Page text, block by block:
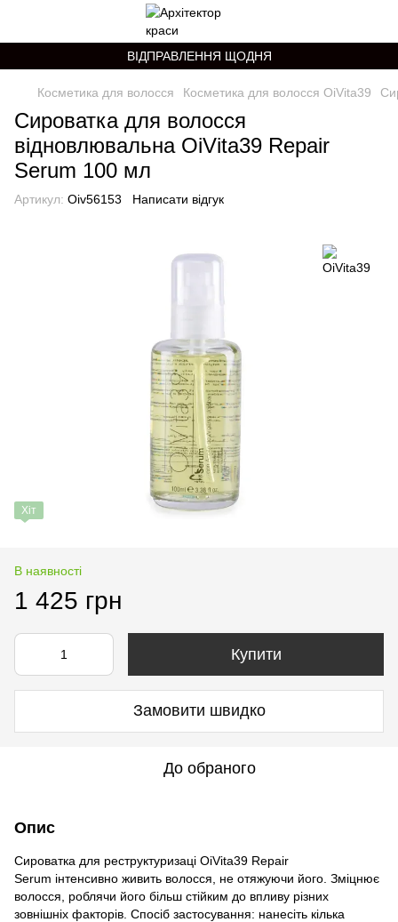
ВІДПРАВЛЕННЯ ЩОДНЯ
Косметика для волосся Косметика для волосся OiVita39
Сироватка для волосся
відновлювальна OiVita39 Repair
Serum 100 мл
Артикул: Oiv56153 Написати відгук
Хіт
В наявності
1 425 грн
Купити
Замовити швидко
До обраного
Опис
Сироватка для реструктуризаці OiVita39 Repair
Serum інтенсивно живить волосся, не отяжуючи його. Зміцнює
волосся, роблячи його більш стійким до впливу різних
зовнішніх факторів. Спосіб застосування: нанесіть кілька